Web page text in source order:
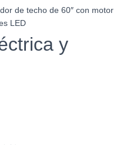
de techo de 60″ con motor
LED
y